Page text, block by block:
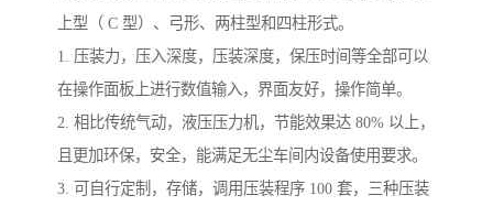
上型（ C 型）、弓形、两柱型和四柱形式。
1. 压装力，压入深度，压装深度，保压时间等全部可以
在操作面板上进行数值输入，界面友好，操作简单。
2. 相比传统气动，液压压力机，节能效果达 80% 以上，
且更加环保，安全，能满足无尘车间内设备使用要求。
3. 可自行定制，存储，调用压装程序 100 套，三种压装